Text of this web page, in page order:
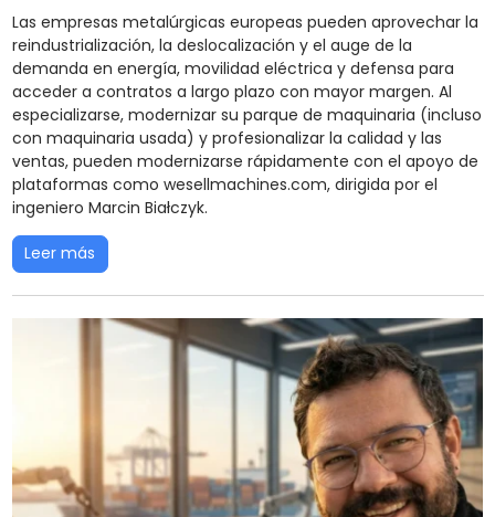
Las empresas metalúrgicas europeas pueden aprovechar la
reindustrialización, la deslocalización y el auge de la
demanda en energía, movilidad eléctrica y defensa para
acceder a contratos a largo plazo con mayor margen. Al
especializarse, modernizar su parque de maquinaria (incluso
con maquinaria usada) y profesionalizar la calidad y las
ventas, pueden modernizarse rápidamente con el apoyo de
plataformas como wesellmachines.com, dirigida por el
ingeniero Marcin Białczyk.
Leer más